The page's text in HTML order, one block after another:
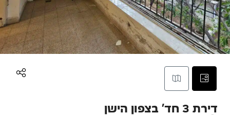
דירת 3 חד’ בצפון הישן